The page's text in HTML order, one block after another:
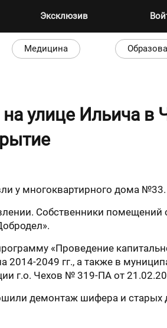
Эксклюзив
Медицина
улице Ильича в
у многоквартирного дома №33.
Собственники
«Проведение
2049 гг., а также в
г.о. Чехов № 319-ПА от
демонтаж шифера и